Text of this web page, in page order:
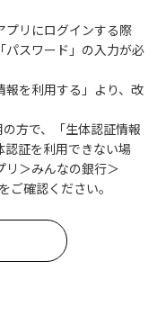
プリにログインする際
パスワード」の入力が必
報を利用する」より、改
方で、「生体認証情報
証を利用できない場
リ＞みんなの銀行＞
ご確認ください。